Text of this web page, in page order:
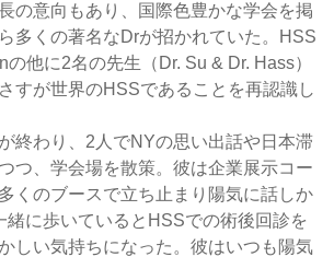
の意向もあり、国際色豊かな学会を掲
多くの著名なDrが招かれていた。HSS
他に2名の先生（Dr. Su & Dr. Hass）
すが世界のHSSであることを再認識し
終わり、2人でNYの思い出話や日本滞
つ、学会場を散策。彼は企業展示コー
くのブースで立ち止まり陽気に話しか
緒に歩いているとHSSでの術後回診を
しい気持ちになった。彼はいつも陽気